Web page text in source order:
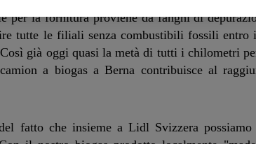
per la fornitura proviene da fanghi di
tutte le filiali senza combustibili fossili entro
già oggi quasi la metà di tutti i chilometri
a biogas a Berna contribuisce al
fatto che insieme a Lidl Svizzera possiamo